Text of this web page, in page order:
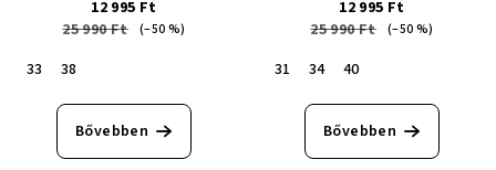
12 995 Ft
25 990 Ft (–50 %)
33 38
Bővebben
12 995 Ft
25 990 Ft (–50 %)
31 34 40
Bővebben